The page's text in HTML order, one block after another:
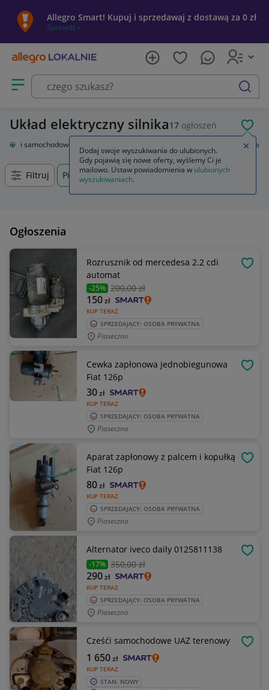
Allegro Smart! Kupuj i sprzedawaj z dostawą za 0 zł
Sprawdź »
Otwórz menu z kategoriami
szukaj
Układ elektryczny silnika17 ogłoszeń
Części samochodowe Układ elektryczny silnika
Filtruj Piaseczno, Mazowieckie, +0 km
Ogłoszenia
Rozrusznik od mercedesa 2.2 cdi
automat
-25% 200,00 zł
KUP TERAZ
150zł
SPRZEDAJĄCY: OSOBA PRYWATNA
Piaseczno
Cewka zapłonowa jednobiegunowa
Fiat 126p
KUP TERAZ
30zł
SPRZEDAJĄCY: OSOBA PRYWATNA
Piaseczno
Aparat zapłonowy z palcem i kopułką
Fiat 126p
KUP TERAZ
80zł
SPRZEDAJĄCY: OSOBA PRYWATNA
Piaseczno
Alternator iveco daily 0125811138
-17% 350,00 zł
KUP TERAZ
290zł
SPRZEDAJĄCY: OSOBA PRYWATNA
Piaseczno
Cześći samochodowe UAZ terenowy
KUP TERAZ
1 650zł
STAN: NOWY
Dodaj swoje wyszukiwania do ulubionych.
Gdy pojawią się nowe oferty, wyślemy Ci je
mailowo. Ustaw powiadomienia w ulubionych
wyszukiwaniach.